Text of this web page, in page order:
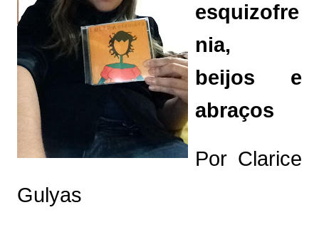
esquizofre
nia,
beijos e
abraços
Por Clarice
Gulyas